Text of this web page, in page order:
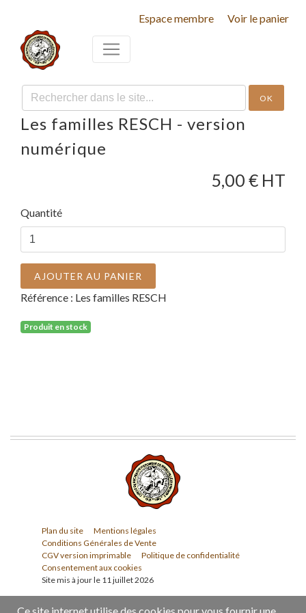
Espace membre Voir le panier
OK
Les familles RESCH - version
numérique
5,00 € HT
Quantité
AJOUTER AU PANIER
Référence : Les familles RESCH
Produit en stock
Plan du site
Mentions légales
Conditions Générales de Vente
CGV version imprimable
Politique de confidentialité
Consentement aux cookies
Site mis à jour le 11 juillet 2026